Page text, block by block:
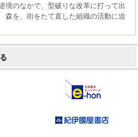
境のなかで、型破りな改革に打って出
森を、街をたて直した組織の活動に迫